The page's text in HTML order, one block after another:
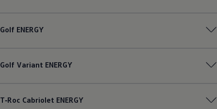
Pannen- und Unfallhilfe
Golf ENERGY
Golf Variant ENERGY
T‑Roc Cabriolet ENERGY